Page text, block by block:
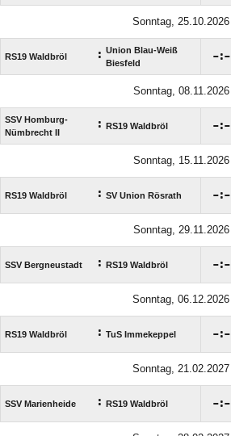
Sonntag, 25.10.2026
RS19 Waldbröl : Union Blau-Weiß
Biesfeld
:
Sonntag, 08.11.2026
SSV Homburg-
Nümbrecht II
: RS19 Waldbröl :
Sonntag, 15.11.2026
RS19 Waldbröl : SV Union Rösrath :
Sonntag, 29.11.2026
SSV Bergneustadt : RS19 Waldbröl :
Sonntag, 06.12.2026
RS19 Waldbröl : TuS Immekeppel :
Sonntag, 21.02.2027
SSV Marienheide : RS19 Waldbröl :